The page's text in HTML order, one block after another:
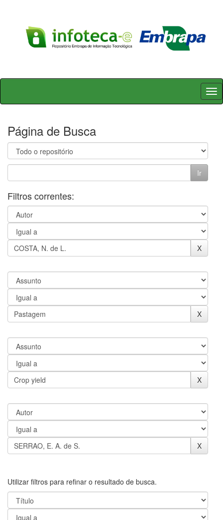
Skip
Página de Busca
Filtros correntes:
Utilizar filtros para refinar o resultado de busca.